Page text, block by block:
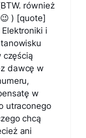
również
) [quote]
i
częścią
dawcę w
w
utraconego
chcą
ani